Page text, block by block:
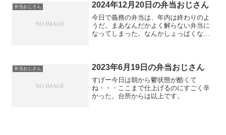
弁当おじさん 2024年12月20日の弁当おじさん
今日で義務の弁当は、年内は終わりのよ
うだ。まあなんだかよく解らない弁当に
なってしまった。なんかしょっぱくなっ
弁当おじさん 2023年6月19日の弁当おじさん
すげー今日は朝から鬱状態が酷くて
ね・・・ここまで仕上げるのにすごく辛
かった。台所からは以上です。